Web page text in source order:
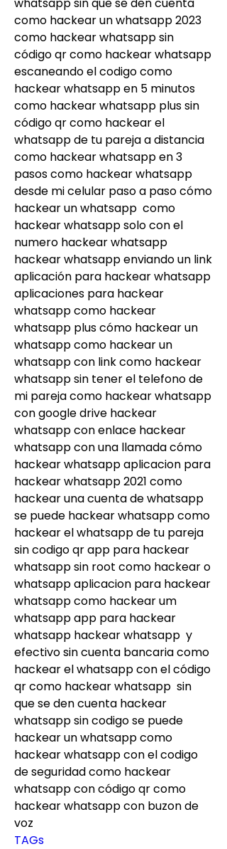
como hackear un whatsapp 2023
como hackear whatsapp sin
código qr como hackear whatsapp
escaneando el codigo como
hackear whatsapp en 5 minutos
como hackear whatsapp plus sin
código qr como hackear el
whatsapp de tu pareja a distancia
como hackear whatsapp en 3
pasos como hackear whatsapp
desde mi celular paso a paso cómo
hackear un whatsapp  como
hackear whatsapp solo con el
numero hackear whatsapp
hackear whatsapp enviando un link
aplicación para hackear whatsapp
aplicaciones para hackear
whatsapp como hackear
whatsapp plus cómo hackear un
whatsapp como hackear un
whatsapp con link como hackear
whatsapp sin tener el telefono de
mi pareja como hackear whatsapp
con google drive hackear
whatsapp con enlace hackear
whatsapp con una llamada cómo
hackear whatsapp aplicacion para
hackear whatsapp 2021 como
hackear una cuenta de whatsapp
se puede hackear whatsapp como
hackear el whatsapp de tu pareja
sin codigo qr app para hackear
whatsapp sin root como hackear o
whatsapp aplicacion para hackear
whatsapp como hackear um
whatsapp app para hackear
whatsapp hackear whatsapp  y
efectivo sin cuenta bancaria como
hackear el whatsapp con el código
qr como hackear whatsapp  sin
que se den cuenta hackear
whatsapp sin codigo se puede
hackear un whatsapp como
hackear whatsapp con el codigo
de seguridad como hackear
whatsapp con código qr como
hackear whatsapp con buzon de
voz
TAGs